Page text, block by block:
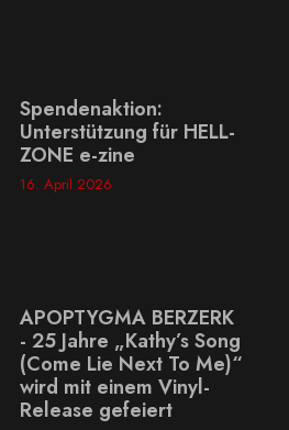
Spendenaktion:
Unterstützung für HELL-
ZONE e-zine
16. April 2026
APOPTYGMA BERZERK
- 25 Jahre „Kathy’s Song
(Come Lie Next To Me)“
wird mit einem Vinyl-
Release gefeiert